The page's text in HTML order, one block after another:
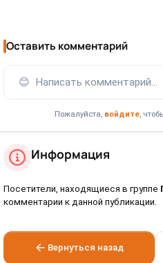
Оставить комментарий
😊 Написать комментарий...
Пожалуйста, войдите,
Информация
Посетители, находящиеся в группе
комментарии к данной публикации.
Вернуться назад